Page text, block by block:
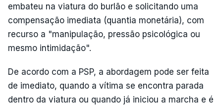
embateu na viatura do burlão e solicitando uma
compensação imediata (quantia monetária), com
recurso a "manipulação, pressão psicológica ou
mesmo intimidação".
De acordo com a PSP, a abordagem pode ser feita
de imediato, quando a vítima se encontra parada
dentro da viatura ou quando já iniciou a marcha e é